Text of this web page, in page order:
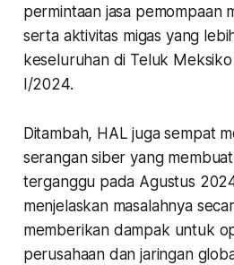
permintaan jasa pemompaan
serta aktivitas migas yang
keseluruhan di Teluk
I/2024.
Ditambah, HAL juga sempat
serangan siber yang
terganggu pada Agustus
menjelaskan masalahnya
memberikan dampak untuk
perusahaan dan jaringan